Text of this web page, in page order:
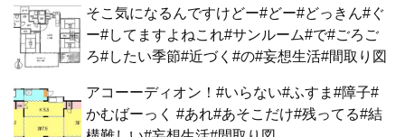
そこ気になるんですけどー#どー#どっきん#ぐ
ー#してますよねこれ#サンルーム#で#ごろご
ろ#したい季節#近づく#の#妄想生活#間取り図
アコーーディオン！#いらない#ふすま#障子#
かむばーっく #あれ#あそこだけ#残ってる#結